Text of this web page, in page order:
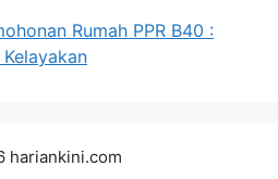
Rumah PPR B40 :
hariankini.com